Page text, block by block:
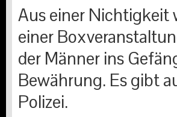
Aus einer Nichtigkeit
einer
der Männer ins
Bewährung. Es gibt
Polizei.